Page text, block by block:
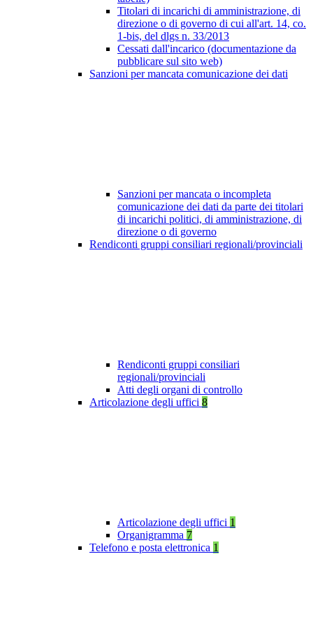
Titolari di incarichi di amministrazione, di
direzione o di governo di cui all'art. 14, co.
1-bis, del dlgs n. 33/2013
Cessati dall'incarico (documentazione da
pubblicare sul sito web)
Sanzioni per mancata comunicazione dei dati
Sanzioni per mancata o incompleta
comunicazione dei dati da parte dei titolari
di incarichi politici, di amministrazione, di
direzione o di governo
Rendiconti gruppi consiliari regionali/provinciali
Rendiconti gruppi consiliari
regionali/provinciali
Atti degli organi di controllo
Articolazione degli uffici 8
Articolazione degli uffici 1
Organigramma 7
Telefono e posta elettronica 1